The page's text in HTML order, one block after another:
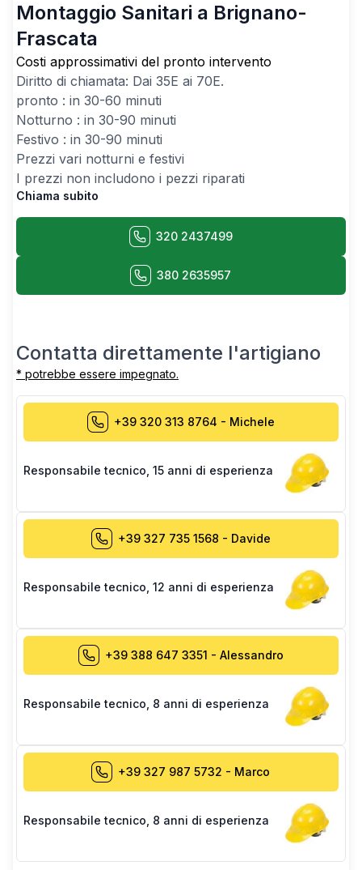
Montaggio Sanitari a Brignano-
Frascata
Costi approssimativi del pronto intervento
Diritto di chiamata: Dai 35E ai 70E.
pronto : in 30-60 minuti
Notturno : in 30-90 minuti
Festivo : in 30-90 minuti
Prezzi vari notturni e festivi
I prezzi non includono i pezzi riparati
Chiama subito
320 2437499
380 2635957
Contatta direttamente l'artigiano
* potrebbe essere impegnato.
+39 320 313 8764 - Michele
Responsabile tecnico 15 anni di esperienza
+39 327 735 1568 - Davide
Responsabile tecnico 12 anni di esperienza
+39 388 647 3351 - Alessandro
Responsabile tecnico 8 anni di esperienza
+39 327 987 5732 - Marco
Responsabile tecnico 8 anni di esperienza